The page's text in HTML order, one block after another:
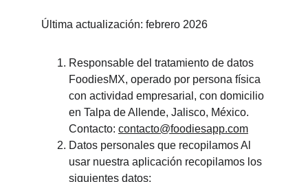
Última actualización: febrero 2026
Responsable del tratamiento de datos
FoodiesMX, operado por persona física
con actividad empresarial, con domicilio
en Talpa de Allende, Jalisco, México.
Contacto: contacto@foodiesapp.com
Datos personales que recopilamos Al
usar nuestra aplicación recopilamos los
siguientes datos: